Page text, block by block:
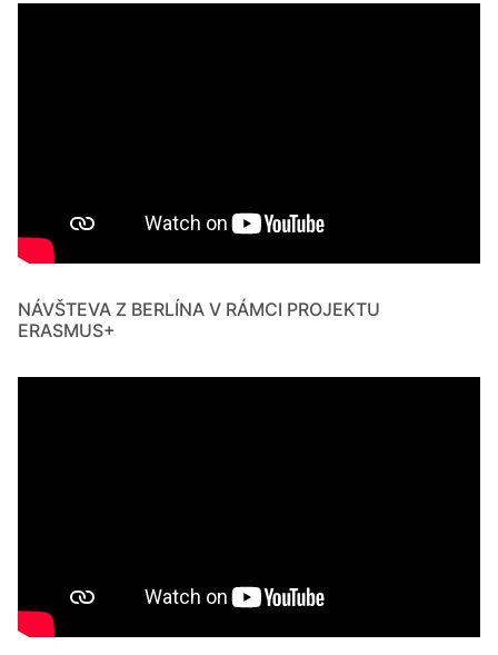
NÁVŠTEVA Z BERLÍNA V RÁMCI PROJEKTU
ERASMUS+